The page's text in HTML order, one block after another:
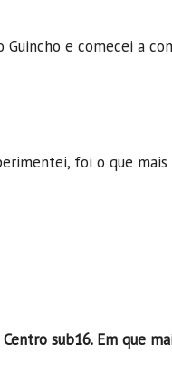
Guincho e comecei a
foi o que mais
sub16. Em que